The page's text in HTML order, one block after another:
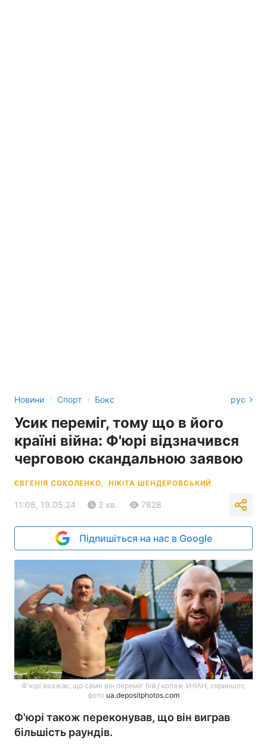
Новини › Спорт › Бокс рус
Усик переміг, тому що в його
країні війна: Ф'юрі відзначився
черговою скандальною заявою
ЄВГЕНІЯ СОКОЛЕНКО, НІКІТА ШЕНДЕРОВСЬКИЙ
11:08, 19.05.24 2 хв. 7828
Підпишіться на нас в Google
Ф'юрі вважає, що саме він переміг бій / колаж УНІАН, скриншот,
фото ua.depositphotos.com
Ф'юрі також переконував, що він виграв
більшість раундів.